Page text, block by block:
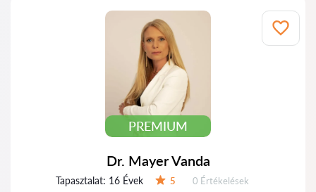
PREMIUM
Dr. Mayer Vanda
Tapasztalat: 16 Évek 5 Értékelések:
0 Értékelések